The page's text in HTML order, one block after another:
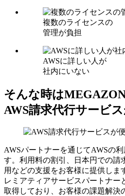
複数のライセンスの
管理が負担
AWSに詳しい人が
社内にいない
そんな時は
AWS請求代行サービ
AWSパートナーを通じてAWSの
す。利用料の割引、日本円での請
用などの支援をお客様に提供しま
レミアティアサービスパートナー
取得しており、お客様の課題解決